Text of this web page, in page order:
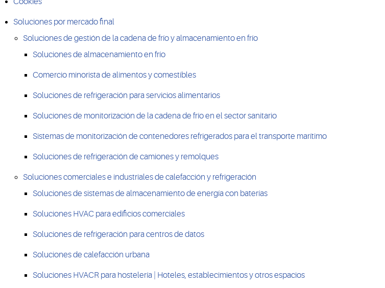
Soluciones por mercado final
Soluciones de gestión de la cadena de frío y almacenamiento en frío
Soluciones de almacenamiento en frío
Comercio minorista de alimentos y comestibles
Soluciones de refrigeración para servicios alimentarios
Soluciones de monitorización de la cadena de frío en el sector sanitario
Sistemas de monitorización de contenedores refrigerados para el transporte marítimo
Soluciones de refrigeración de camiones y remolques
Soluciones comerciales e industriales de calefacción y refrigeración
Soluciones de sistemas de almacenamiento de energía con baterías
Soluciones HVAC para edificios comerciales
Soluciones de refrigeración para centros de datos
Soluciones de calefacción urbana
Soluciones HVACR para hostelería | Hoteles, establecimientos y otros espacios